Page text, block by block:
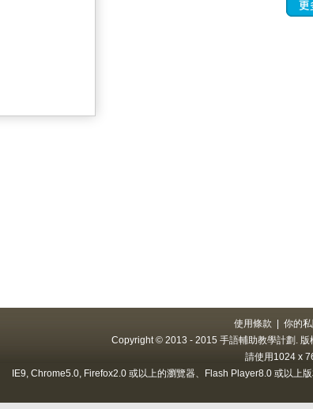
使用條款 你的
Copyright © 2013 - 2015 手語輔助教學計劃. 版
請使用1024 x
IE9, Chrome5.0, Firefox2.0 或以上的瀏覽器、Flash Player8.0 或以上版